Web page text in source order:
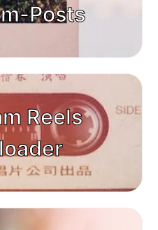
Posts
Reels